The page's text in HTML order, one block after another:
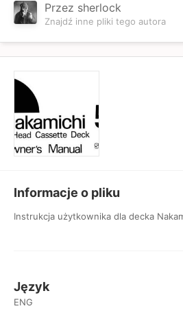
Przez sherlock
Znajdź inne pliki tego autora
Informacje o pliku
Instrukcja użytkownika dla decka
Język
ENG